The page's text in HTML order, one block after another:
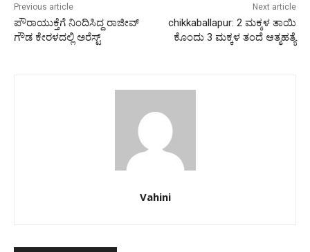
Previous article
ಪೌರಾಯುಕ್ತೆಗೆ ನಿಂದಿಸಿದ್ದ ರಾಜೀವ್
ಗೌಡ ಕೇರಳದಲ್ಲಿ ಅರೆಸ್ಟ್
Next article
chikkaballapur: 2 ಮಕ್ಕಳ ತಾಯಿ
ಕೊಂದು 3 ಮಕ್ಕಳ ತಂದೆ ಆತ್ಮಹತ್ಯೆ
Vahini